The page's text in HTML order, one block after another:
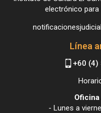
electrónico
Línea
+60 (4)
- Lunes a